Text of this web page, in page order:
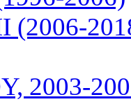
(2006-
2003-